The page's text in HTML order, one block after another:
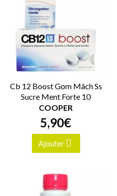
Cb 12 Boost Gom Mâch Ss
Sucre Ment Forte 10
COOPER
5,90€
Ajouter